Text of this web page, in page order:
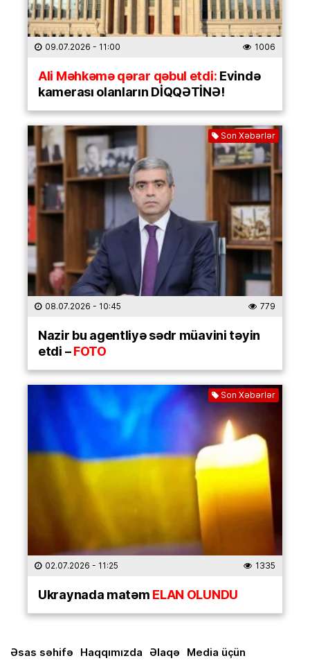
09.07.2026 - 11:00 1006
Ali Məhkəmə qərar qəbul etdi:Evində
kamerası olanların DİQQƏTİNƏ!
Son Xəbərlər
08.07.2026 - 10:45 779
Nazir bu agentliyə sədr müavini təyin
etdi –FOTO
Son Xəbərlər
02.07.2026 - 11:25 1335
Ukraynada matəmELAN OLUNDU
Əsas səhifə Haqqımızda Əlaqə Media üçün